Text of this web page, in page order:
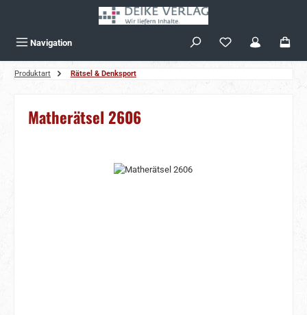
Navigation
Produktart Rätsel & Denksport
Matherätsel 2606
Bildergalerie überspringen